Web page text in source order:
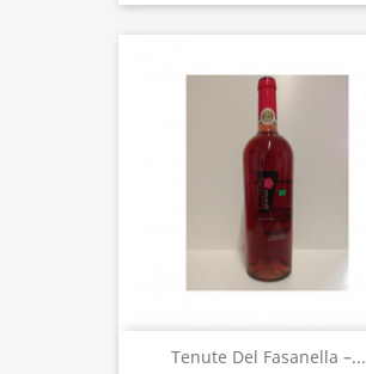
Tenute Del Fasanella –...